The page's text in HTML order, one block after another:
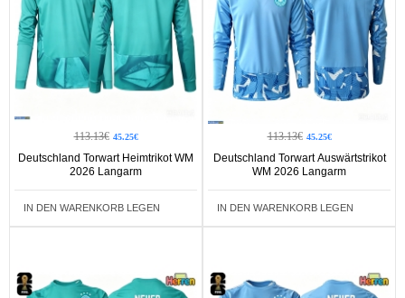
113.13€ 45.25€
Deutschland Torwart Heimtrikot WM
2026 Langarm
IN DEN WARENKORB LEGEN
113.13€ 45.25€
Deutschland Torwart Auswärtstrikot
WM 2026 Langarm
IN DEN WARENKORB LEGEN